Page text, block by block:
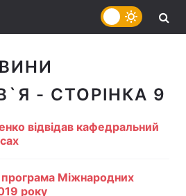
- СТОРІНКА 9
відвідав кафедральний
програма Міжнародних
року